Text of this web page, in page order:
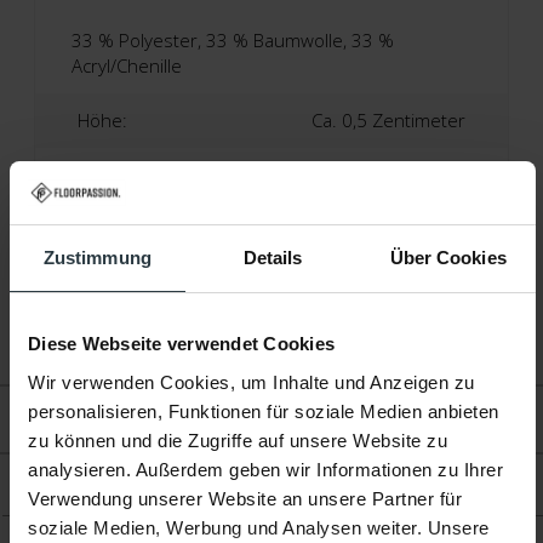
Zustimmung Details Über Cookies
Diese Webseite verwendet Cookies
Wir verwenden Cookies, um Inhalte und Anzeigen zu
personalisieren, Funktionen für soziale Medien anbieten
zu können und die Zugriffe auf unsere Website zu
analysieren. Außerdem geben wir Informationen zu Ihrer
Verwendung unserer Website an unsere Partner für
soziale Medien, Werbung und Analysen weiter. Unsere
Bewertungen
Produkt
33 % Polyester, 33 % Baumwolle, 33 %
Acryl/Chenille
Höhe: Ca. 0,5 Zentimeter
Produktionsland: Italien
Fußbodenheizung: Geeignet